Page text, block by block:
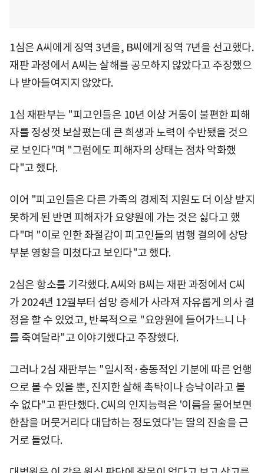
1심은 A씨에게 징역 3년을, B씨에게 징역 7년을 선고했다.
재판 과정에서 A씨는 살해를 공모하지 않았다고 주장했으
나 받아들여지지 않았다.
1심 재판부는 "피고인들은 10년 이상 거동이 불편한 피해
자를 정성껏 보살폈는데 큰 희생과 노력이 수반됐을 것으
로 보인다"며 "그럼에도 피해자의 상태는 점차 악화했
다"고 했다.
이어 "피고인들은 다른 가족의 경제적 지원도 더 이상 받지
못하게 된 반면 피해자가 요양원에 가는 것은 싫다고 했
다"며 "이로 인한 좌절감이 피고인들의 범행 결의에 상당
부분 영향을 미쳤다고 보인다"고 했다.
2심은 항소를 기각했다. A씨와 B씨는 재판 과정에서 C씨
가 2024년 12월부터 섬망 증세가 사라져 자유롭게 의사 결
정을 할 수 있었고, 반복적으로 "요양원에 들어가느니 나
를 죽여달라"고 이야기했다고 주장했다.
그러나 2심 재판부는 "일시적·충동적인 기분에 따른 언행
으로 볼 수 있을 뿐, 진지한 살해 촉탁이나 승낙이라고 볼
수 없다"고 판단했다. C씨의 인지능력은 '이름을 물어보면
한참을 머뭇거리다 대답하는 정도였다'는 딸의 진술을 근
거로 들었다.